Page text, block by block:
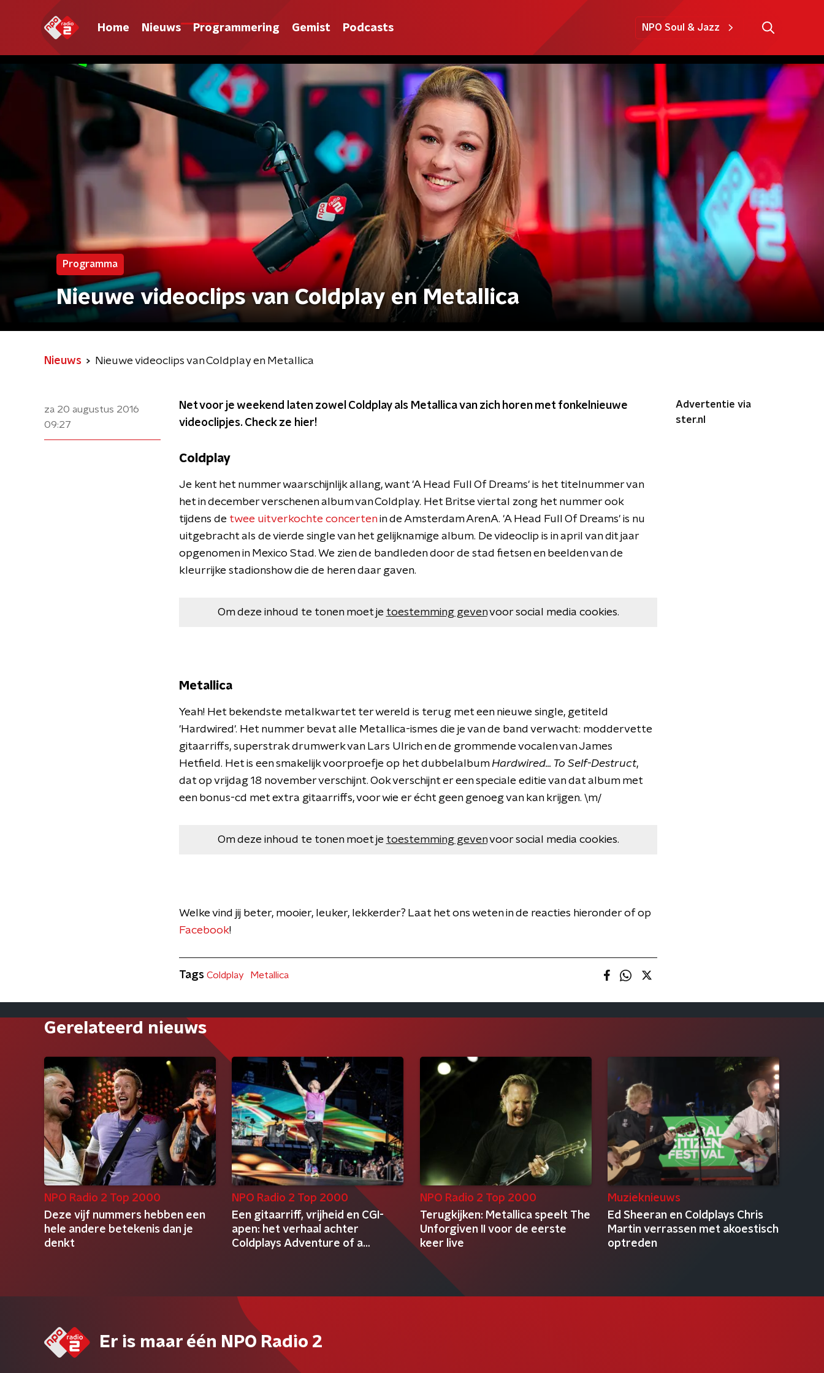
Home Nieuws Programmering Gemist Podcasts NPO Soul & Jazz
Programma
Nieuwe videoclips van Coldplay en Metallica
Nieuws Nieuwe videoclips van Coldplay en Metallica
za 20 augustus 2016
09:27
Net voor je weekend laten zowel Coldplay als Metallica van zich horen met fonkelnieuwe
videoclipjes. Check ze hier!
Coldplay
Je kent het nummer waarschijnlijk allang, want 'A Head Full Of Dreams' is het titelnummer van
het in december verschenen album van Coldplay. Het Britse viertal zong het nummer ook
tijdens de twee uitverkochte concerten in de Amsterdam ArenA. 'A Head Full Of Dreams' is nu
uitgebracht als de vierde single van het gelijknamige album. De videoclip is in april van dit jaar
opgenomen in Mexico Stad. We zien de bandleden door de stad fietsen en beelden van de
kleurrijke stadionshow die de heren daar gaven.
Om deze inhoud te tonen moet je toestemming gevenvoor social media cookies.
Metallica
Yeah! Het bekendste metalkwartet ter wereld is terug met een nieuwe single, getiteld
'Hardwired'. Het nummer bevat alle Metallica-ismes die je van de band verwacht: moddervette
gitaarriffs, superstrak drumwerk van Lars Ulrich en de grommende vocalen van James
Hetfield. Het is een smakelijk voorproefje op het dubbelalbumHardwired... To Self-Destruct,
dat op vrijdag 18 november verschijnt. Ook verschijnt er een speciale editie van dat album met
een bonus-cd met extra gitaarriffs, voor wie er écht geen genoeg van kan krijgen. \m/
Om deze inhoud te tonen moet je toestemming gevenvoor social media cookies.
Welke vind jij beter, mooier, leuker, lekkerder? Laat het ons weten in de reacties hieronder of op
Facebook!
Advertentie via
ster.nl
Tags Coldplay Metallica
Gerelateerd nieuws
NPO Radio 2 Top 2000
Deze vijf nummers hebben een
hele andere betekenis dan je
denkt
NPO Radio 2 Top 2000
Een gitaarriff, vrijheid en CGI-
apen: het verhaal achter
Coldplays Adventure of a
NPO Radio 2 Top 2000
Terugkijken: Metallica speelt The
Unforgiven II voor de eerste
keer live
Muzieknieuws
Ed Sheeran en Coldplays Chris
Martin verrassen met akoestisch
optreden
Er is maar één NPO Radio 2